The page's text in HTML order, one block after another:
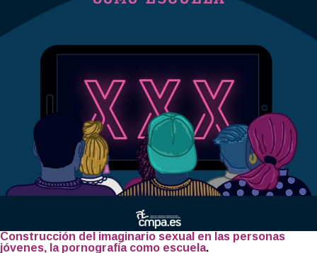
Construcción del imaginario sexual en las personas
jóvenes, la pornografía como escuela.